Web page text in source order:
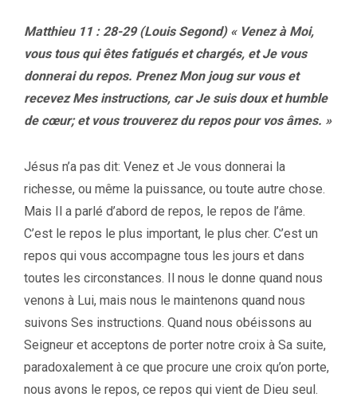
Matthieu 11 : 28-29 (Louis Segond) « Venez à Moi,
vous tous qui êtes fatigués et chargés, et Je vous
donnerai du repos. Prenez Mon joug sur vous et
recevez Mes instructions, car Je suis doux et humble
de cœur; et vous trouverez du repos pour vos âmes. »
Jésus n’a pas dit: Venez et Je vous donnerai la
richesse, ou même la puissance, ou toute autre chose.
Mais Il a parlé d’abord de repos, le repos de l’âme.
C’est le repos le plus important, le plus cher. C’est un
repos qui vous accompagne tous les jours et dans
toutes les circonstances. Il nous le donne quand nous
venons à Lui, mais nous le maintenons quand nous
suivons Ses instructions. Quand nous obéissons au
Seigneur et acceptons de porter notre croix à Sa suite,
paradoxalement à ce que procure une croix qu’on porte,
nous avons le repos, ce repos qui vient de Dieu seul.